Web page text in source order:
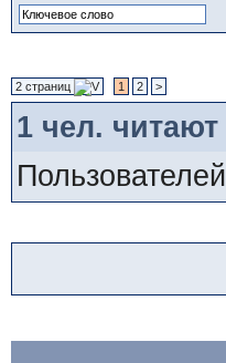
2 страниц 1 2 >
1чел. читают